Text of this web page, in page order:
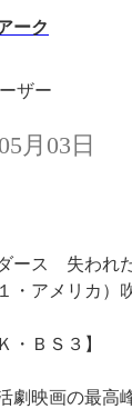
ーク
ザー
月03日
ース 失われた
・アメリカ）
・ＢＳ３】
劇映画の最高